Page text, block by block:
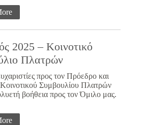
2025 – Κοινοτικό
Πλατρών
προς τον Πρόεδρο και
Συμβουλίου Πλατρών
βοήθεια προς τον Όμιλο μας.